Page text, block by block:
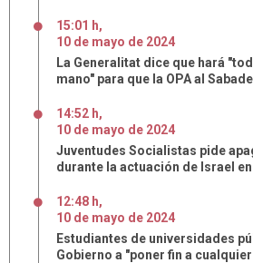
15:01 h,
10 de mayo de 2024
La Generalitat dice que hará
mano" para que la OPA al
14:52 h,
10 de mayo de 2024
Juventudes Socialistas pide
durante la actuación de Israel
12:48 h,
10 de mayo de 2024
Estudiantes de universidades
Gobierno a "poner fin a